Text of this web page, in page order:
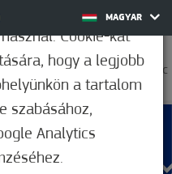
MAGYAR
21,1°C
Cookie-kat
hogy a legjobb
a tartalom
szabásához,
Analytics